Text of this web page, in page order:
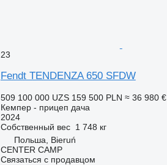
23
Fendt TENDENZA 650 SFDW
509 100 000 UZS 159 500 PLN ≈ 36 980 €
Кемпер - прицеп дача
2024
Собственный вес 1 748 кг
Польша, Bieruń
CENTER CAMP
Связаться с продавцом